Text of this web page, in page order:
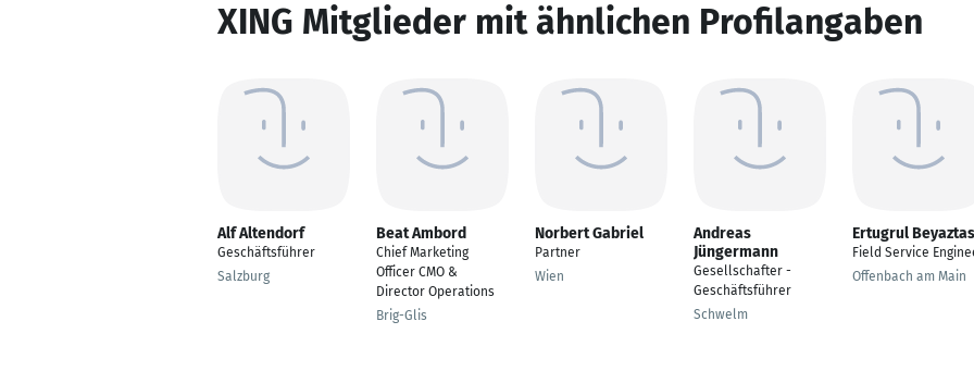
XING Mitglieder mit ähnlichen Profilangaben
Alf Altendorf
Geschäftsführer
Salzburg
Beat Ambord
Chief Marketing
Officer CMO &
Director Operations
Brig-Glis
Norbert Gabriel
Partner
Wien
Andreas
Jüngermann
Gesellschafter -
Geschäftsführer
Schwelm
Ertugrul Beyaztas
Field Service
Offenbach am Main